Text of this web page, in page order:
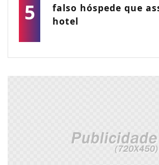
5
falso hóspede que
hotel